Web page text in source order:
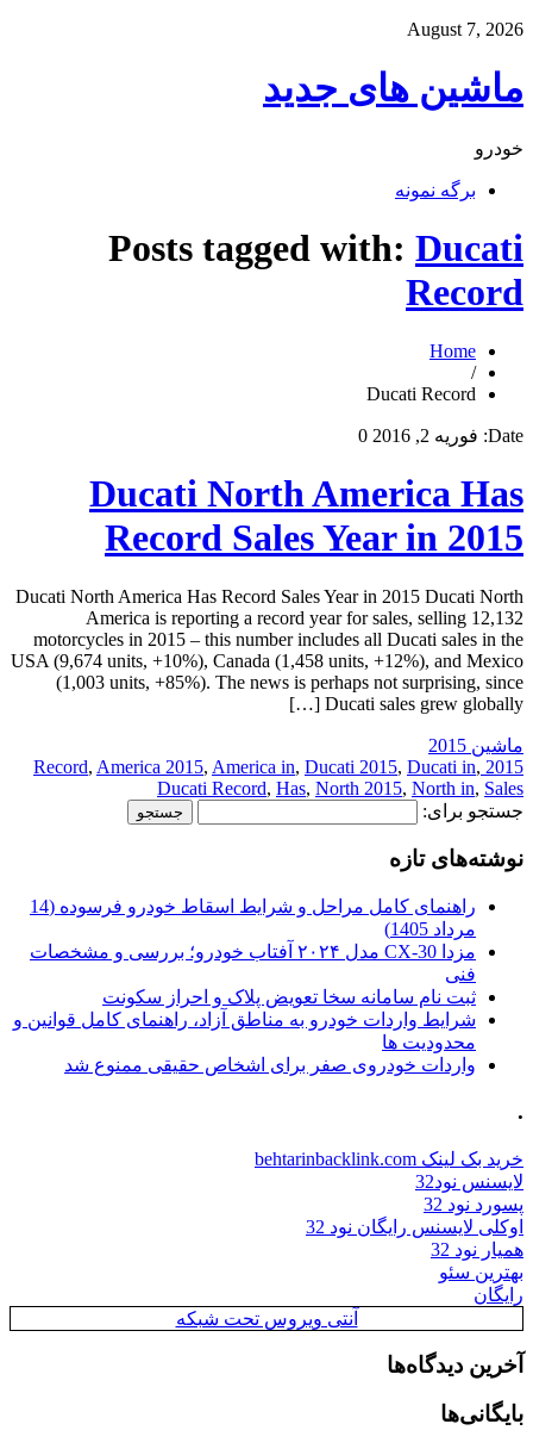
August 7, 2026
ماشین های جدید
خودرو
برگه نمونه
Posts tagged with: Ducati
Record
Home
/
Ducati Record
Date: فوریه 2, 2016 0
Ducati North America Has
Record Sales Year in 2015
Ducati North America Has Record Sales Year in 2015 Ducati North
America is reporting a record year for sales, selling 12,132
motorcycles in 2015 – this number includes all Ducati sales in the
USA (9,674 units, +10%), Canada (1,458 units, +12%), and Mexico
(1,003 units, +85%). The news is perhaps not surprising, since
Ducati sales grew globally […]
ماشین 2015
2015 Record
, America 2015, America in, Ducati 2015, Ducati in,
Ducati Record, Has, North 2015, North in, Sales
جستجو برای:
نوشته‌های تازه
راهنمای کامل مراحل و شرایط اسقاط خودرو فرسوده (14
مرداد 1405)
مزدا CX-30 مدل ۲۰۲۴ آفتاب خودرو؛ بررسی و مشخصات
فنی
ثبت نام سامانه سخا تعویض پلاک و احراز سکونت
شرایط واردات خودرو به مناطق آزاد، راهنمای کامل قوانین و
محدودیت ها
واردات خودروی صفر برای اشخاص حقیقی ممنوع شد
.
خرید بک لینک behtarinbacklink.com
لایسنس نود32
پسورد نود 32
اوکلی لایسنس رایگان نود 32
همیار نود 32
بهترین سئو
رایگان
آنتی ویروس تحت شبکه
آخرین دیدگاه‌ها
بایگانی‌ها